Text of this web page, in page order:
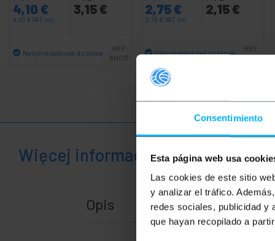
Consentimiento
Esta página web usa
Las cookies de este sitio
y analizar el tráfico.
redes sociales, publicidad y
que hayan recopilado a
4,10 €
4,10 €VAT inc.
3,15 €
Natychmiastowa dostawa
REF:
BN017
2,75€
2,75 €VAT inc.
2,15 €
Natychmiastowa dostawa
REF:
CM033
Więcej informacji
Opis